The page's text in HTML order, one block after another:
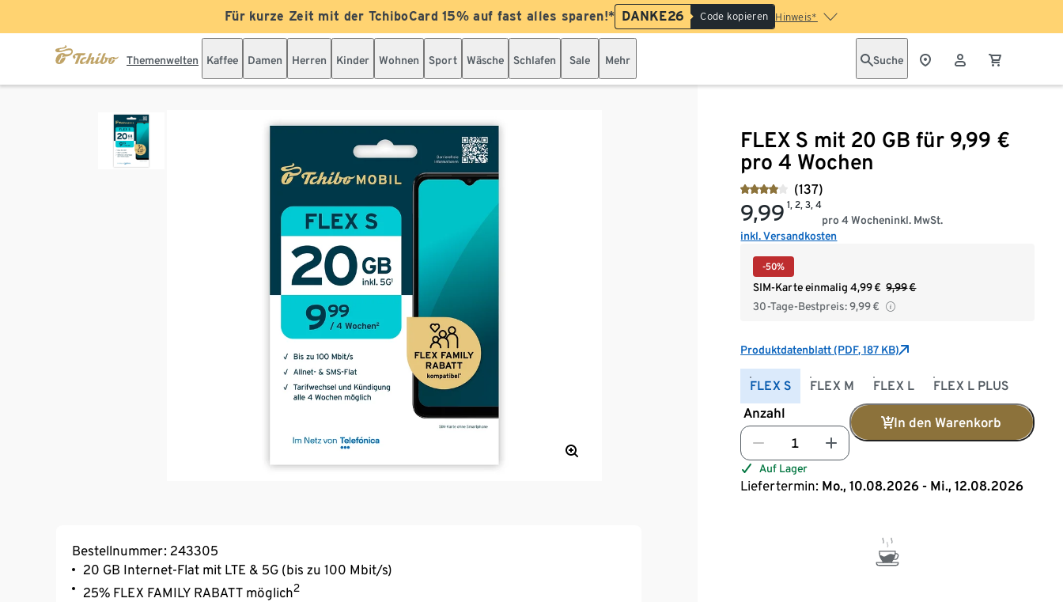
Für kurze Zeit mit der TchiboCard 15% auf fast alles sparen!* DANKE26 Code kopieren Hinweis*
Themenwelten Kaffee Damen Herren Kinder Wohnen Sport Wäsche Schlafen Sale Mehr Suche
FLEX S mit 20 GB für 9,99 €
pro 4 Wochen
(137)
9,99 1, 2, 3, 4
pro 4 Wocheninkl. MwSt.
inkl. Versandkosten
-50%
SIM-Karte einmalig 4,99€ 9,99€
30-Tage-Bestpreis: 9,99€
Produktdatenblatt (PDF, 187 KB)
FLEX S FLEX M FLEX L FLEX L PLUS
Anzahl
In den Warenkorb
Auf Lager
Liefertermin: Mo., 10.08.2026 - Mi., 12.08.2026
Bestellnummer: 243305
20 GB Internet-Flat mit LTE & 5G (bis zu 100 Mbit/s)
25% FLEX FAMILY RABATT möglich2